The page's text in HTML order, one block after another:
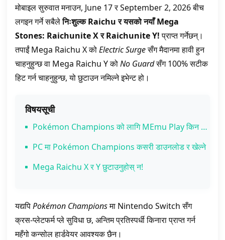
मोबाइल सुरुवात मनाउन, June 17 र September 2, 2026 बीच
लगइन गर्ने सबैलेनिःशुल्क Raichu र यसको नयाँ Mega
Stones: Raichunite X र Raichunite Y!प्राप्त गर्नेछन्।
तपाईं Mega Raichu X कोElectric Surgeसँग मैदानमा हावी हुन
चाहनुहुन्छ वा Mega Raichu Y कोNo Guardसँग 100% सटीक
हिट गर्न चाहनुहुन्छ, यो छुटाउन नमिल्ने इभेन्ट हो।
विषयसूची
Pokémon Champions को लागि MEmu Play किन छान्ने?
1. कम-स्पेक भएको PC मा शून्य ल्याग र अधिकतम FPS
3. स्मार्ट कीम्यापिङ र माउस नियन्त्रण
PC मा Pokémon Champions कसरी डाउनलोड र खेल्ने
Mega Raichu X र Y छुटाउनुहोस् न!
यद्यपिPokémon Championsमा Nintendo Switch सँग
क्रस-प्लेटफर्म प्ले सुविधा छ, अन्तिम प्रतिस्पर्धी किनारा प्राप्त गर्न
महँगो कन्सोल हार्डवेयर आवश्यक छैन।